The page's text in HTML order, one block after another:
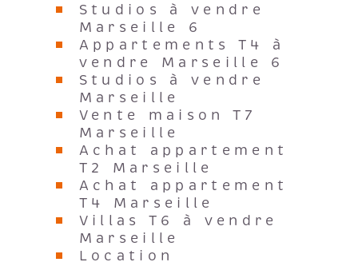
Studios à vendre
Marseille 6
Appartements T4 à
vendre Marseille 6
Studios à vendre
Marseille
Vente maison T7
Marseille
Achat appartement
T2 Marseille
Achat appartement
T4 Marseille
Villas T6 à vendre
Marseille
Location